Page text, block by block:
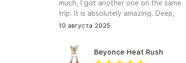
much, I got another one on the same
trip. It is absolutely amazing. Deep,
enchanting notes that linger on the
find it again.
10 августа 2025
Beyonce Heat Rush